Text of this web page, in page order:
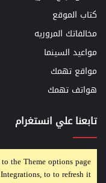
كتاب الموقع
مخالفاتك المروريه
مواعيد السينما
مواقع تهمك
هواتف تهمك
تابعنا علي انستغرام
the Theme options page
to to refresh it.